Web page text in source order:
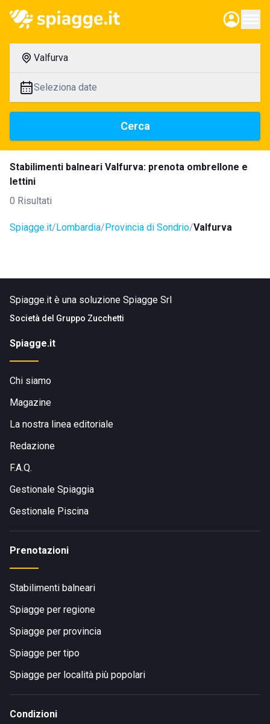
Valfurva
Seleziona date
Cerca
Stabilimenti balneari Valfurva: prenota ombrellone e
lettini
0 Risultati
Spiagge.it Lombardia Provincia di Sondrio Valfurva
Spiagge.it è una soluzione Spiagge Srl
Società del Gruppo Zucchetti
Spiagge.it
Chi siamo
Magazine
La nostra linea editoriale
Redazione
F.A.Q.
Gestionale Spiaggia
Gestionale Piscina
Prenotazioni
Stabilimenti balneari
Spiagge per regione
Spiagge per provincia
Spiagge per tipo
Spiagge per località più popolari
Condizioni